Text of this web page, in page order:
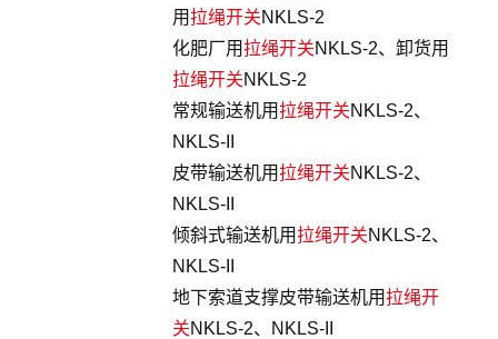
用拉绳开关NKLS-2
化肥厂用拉绳开关NKLS-2、卸货用
拉绳开关NKLS-2
常规输送机用拉绳开关NKLS-2、
NKLS-II
皮带输送机用拉绳开关NKLS-2、
NKLS-II
倾斜式输送机用拉绳开关NKLS-2、
NKLS-II
地下索道支撑皮带输送机用拉绳开
关NKLS-2、NKLS-II